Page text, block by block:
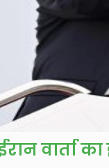
वार्ता का